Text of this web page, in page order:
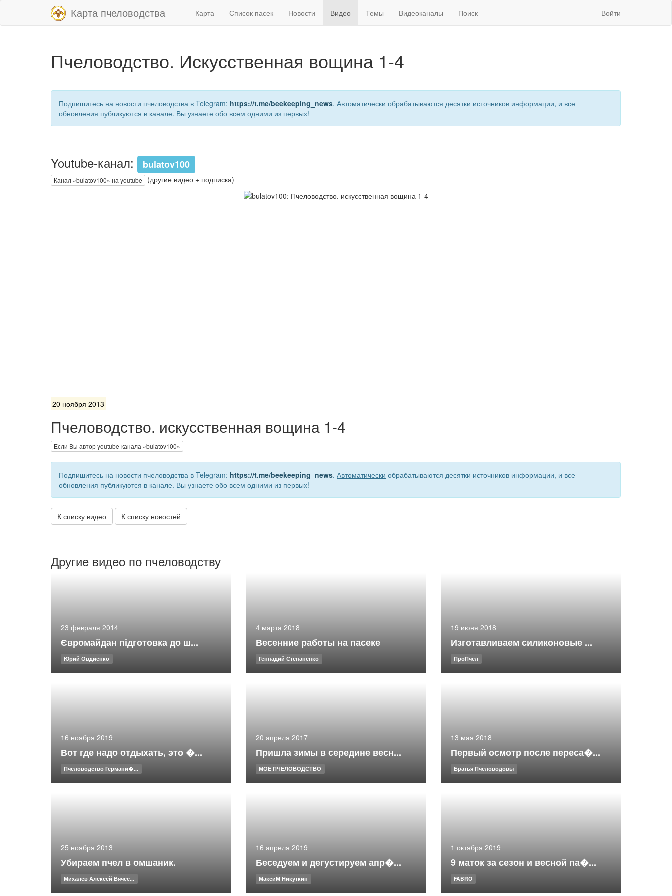
Карта пчеловодства Карта Список пасек Новости Видео Темы Видеоканалы Поиск Войти
Пчеловодство. Искусственная вощина 1-4
Подпишитесь на новости пчеловодства в Telegram: https://t.me/beekeeping_news. Автоматически обрабатываются десятки источников информации, и все
обновления публикуются в канале. Вы узнаете обо всем одними из первых!
Youtube-канал: bulatov100
Канал «bulatov100» на youtube (другие видео + подписка)
20 ноября 2013
Пчеловодство. искусственная вощина 1-4
Если Вы автор youtube-канала «bulatov100»
Подпишитесь на новости пчеловодства в Telegram: https://t.me/beekeeping_news. Автоматически обрабатываются десятки источников информации, и все
обновления публикуются в канале. Вы узнаете обо всем одними из первых!
К списку видео К списку новостей
Другие видео по пчеловодству
23 февраля 2014
Євромайдан підготовка до ш...
Юрий Овдиенко
4 марта 2018
Весенние работы на пасеке
Геннадий Степаненко
19 июня 2018
Изготавливаем силиконовые ...
ПроПчел
16 ноября 2019
Вот где надо отдыхать, это �...
Пчеловодство Германи�...
20 апреля 2017
Пришла зимы в середине весн...
МОЁ ПЧЕЛОВОДСТВО
13 мая 2018
Первый осмотр после переса�...
Братья Пчеловодовы
25 ноября 2013
Убираем пчел в омшаник.
Михалев Алексей Вячес...
16 апреля 2019
Беседуем и дегустируем апр�...
МаксиМ Никуткин
1 октября 2019
9 маток за сезон и весной па�...
FABRO